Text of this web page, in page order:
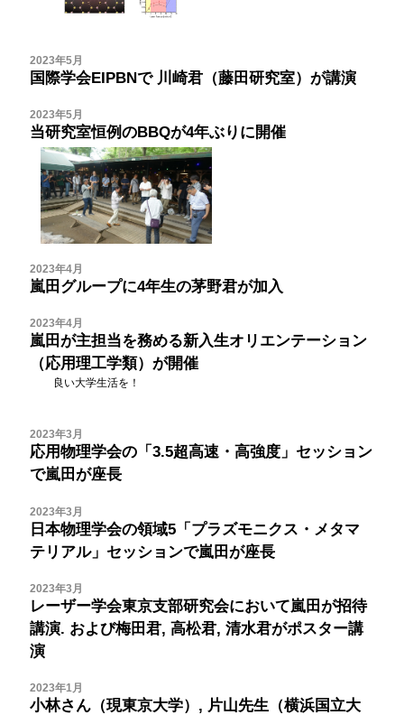
2023年5月
国際学会EIPBNで川崎君（藤田研究室）が講演
2023年5月
当研究室恒例のBBQが4年ぶりに開催
2023年4月
嵐田グループに4年生の茅野君が加入
2023年4月
嵐田が主担当を務める新入生オリエンテーション
（応用理工学類）が開催
良い大学生活を！
2023年3月
応用物理学会の「3.5超高速・高強度」セッション
で嵐田が座長
2023年3月
日本物理学会の領域5「プラズモニクス・メタマ
テリアル」セッションで嵐田が座長
2023年3月
レーザー学会東京支部研究会において嵐田が招待
講演. および梅田君, 高松君, 清水君がポスター講
演
2023年1月
小林さん（現東京大学）, 片山先生（横浜国立大